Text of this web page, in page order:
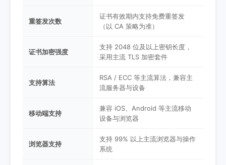
重签发次数
证书有效期内支持免费重签发
（以 CA 策略为准）
证书加密强度
支持 2048 位及以上密钥长度，
采用主流 TLS 加密套件
支持算法
RSA / ECC 等主流算法，兼容主
流服务器与设备
移动端支持
兼容 iOS、Android 等主流移动
设备与浏览器
浏览器支持
支持 99% 以上主流浏览器与操作
系统